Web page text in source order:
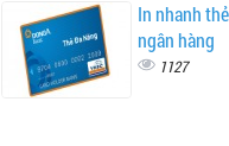
In nhanh
ngân hàng
1127